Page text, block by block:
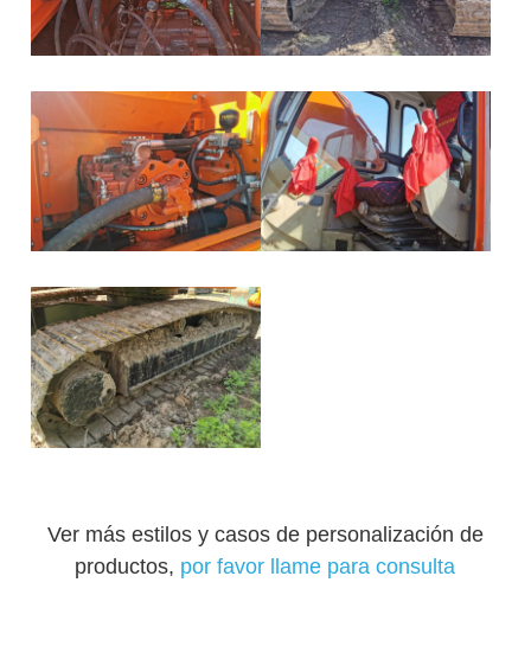
Ver más estilos y casos de personalización de
productos, por favor llame para consulta